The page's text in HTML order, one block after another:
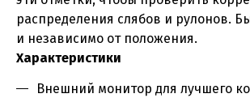
распределения слябов и рулонов.
и независимо от положения.
Характеристики
Внешний монитор для лучшего